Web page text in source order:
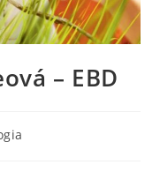
– EBD